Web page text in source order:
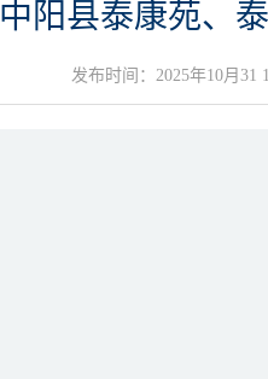
中阳县泰康苑、
发布时间：2025年10月31